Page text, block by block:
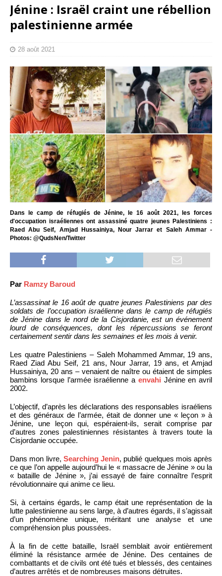
Jénine : Israël craint une rébellion
palestinienne armée
28 août 2021
Dans le camp de réfugiés de Jénine, le 16 août 2021, les forces
d'occupation israéliennes ont assassiné quatre jeunes Palestiniens :
Raed Abu Seif, Amjad Hussainiya, Nour Jarrar et Saleh Ammar -
Photos: @QudsNen/Twitter
Par Ramzy Baroud
L’assassinat le 16 août de quatre jeunes Palestiniens par des
soldats de l’occupation israélienne dans le camp de réfugiés
de Jénine dans le nord de la Cisjordanie, est un événement
lourd de conséquences, dont les répercussions se feront
certainement sentir dans les semaines et les mois à venir.
Les quatre Palestiniens – Saleh Mohammed Ammar, 19 ans,
Raed Ziad Abu Seif, 21 ans, Nour Jarrar, 19 ans, et Amjad
Hussainiya, 20 ans – venaient de naître ou étaient de simples
bambins lorsque l’armée israélienne a envahi Jénine en avril
2002.
L’objectif, d’après les déclarations des responsables israéliens
et des généraux de l’armée, était de donner une « leçon » à
Jénine, une leçon qui, espéraient-ils, serait comprise par
d’autres zones palestiniennes résistantes à travers toute la
Cisjordanie occupée.
Dans mon livre, Searching Jenin, publié quelques mois après
ce que l’on appelle aujourd’hui le « massacre de Jénine » ou la
« bataille de Jénine », j’ai essayé de faire connaître l’esprit
révolutionnaire qui anime ce lieu.
Si, à certains égards, le camp était une représentation de la
lutte palestinienne au sens large, à d’autres égards, il s’agissait
d’un phénomène unique, méritant une analyse et une
compréhension plus poussées.
À la fin de cette bataille, Israël semblait avoir entièrement
éliminé la résistance armée de Jénine. Des centaines de
combattants et de civils ont été tués et blessés, des centaines
d’autres arrêtés et de nombreuses maisons détruites.